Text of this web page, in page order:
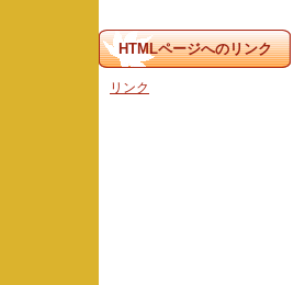
HTMLページへのリンク
リンク